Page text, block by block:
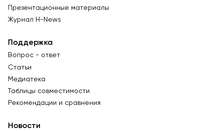
Презентационные материалы
Журнал Н-News
Поддержка
Вопрос - ответ
Статьи
Медиатека
Таблицы совместимости
Рекомендации и сравнения
Новости